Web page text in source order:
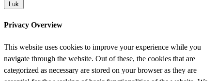
Luk
Privacy Overview
This website uses cookies to improve your experience while you
navigate through the website. Out of these, the cookies that are
categorized as necessary are stored on your browser as they are